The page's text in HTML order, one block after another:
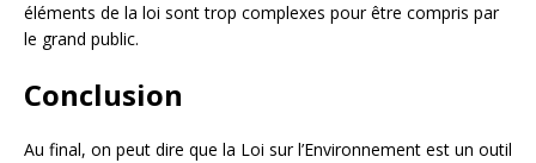
éléments de la loi sont trop complexes pour être compris par
le grand public.
Conclusion
Au final, on peut dire que la Loi sur l’Environnement est un outil